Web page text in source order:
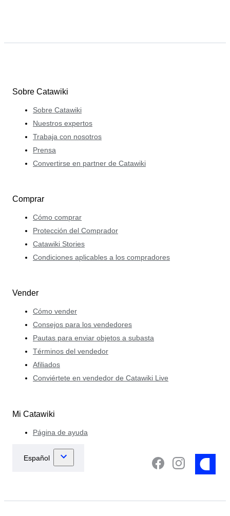
Sobre Catawiki
Sobre Catawiki
Nuestros expertos
Trabaja con nosotros
Prensa
Convertirse en partner de Catawiki
Comprar
Cómo comprar
Protección del Comprador
Catawiki Stories
Condiciones aplicables a los compradores
Vender
Cómo vender
Consejos para los vendedores
Pautas para enviar objetos a subasta
Términos del vendedor
Afiliados
Conviértete en vendedor de Catawiki Live
Mi Catawiki
Página de ayuda